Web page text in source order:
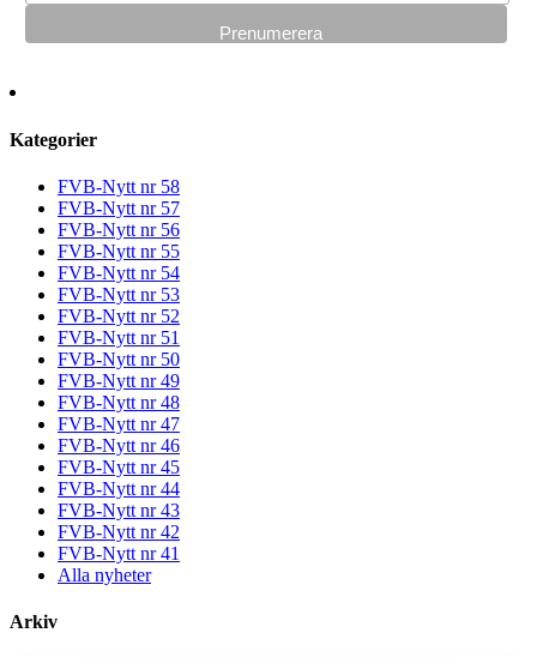
Kategorier
FVB-Nytt nr 58
FVB-Nytt nr 57
FVB-Nytt nr 56
FVB-Nytt nr 55
FVB-Nytt nr 54
FVB-Nytt nr 53
FVB-Nytt nr 52
FVB-Nytt nr 51
FVB-Nytt nr 50
FVB-Nytt nr 49
FVB-Nytt nr 48
FVB-Nytt nr 47
FVB-Nytt nr 46
FVB-Nytt nr 45
FVB-Nytt nr 44
FVB-Nytt nr 43
FVB-Nytt nr 42
FVB-Nytt nr 41
Alla nyheter
Arkiv